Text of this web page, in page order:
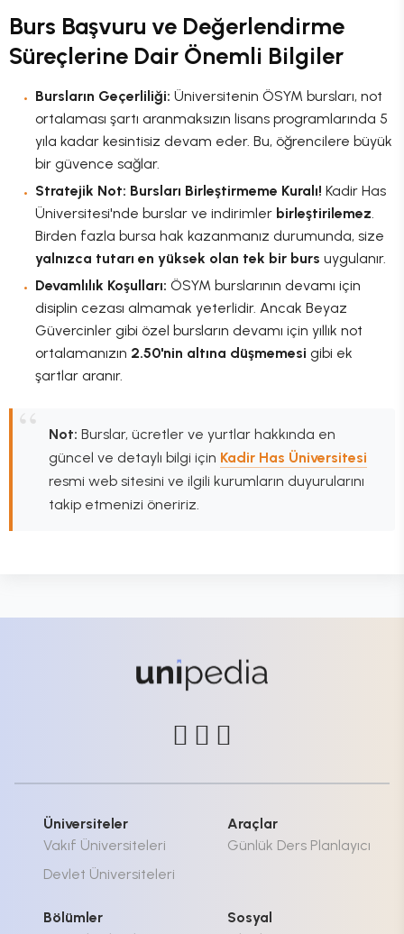
Burs Başvuru ve Değerlendirme
Süreçlerine Dair Önemli Bilgiler
Bursların Geçerliliği: Üniversitenin ÖSYM bursları, not
ortalaması şartı aranmaksızın lisans programlarında 5
yıla kadar kesintisiz devam eder. Bu, öğrencilere büyük
bir güvence sağlar.
Stratejik Not: Bursları Birleştirmeme Kuralı! Kadir Has
Üniversitesi'nde burslar ve indirimler birleştirilemez.
Birden fazla bursa hak kazanmanız durumunda, size
yalnızca tutarı en yüksek olan tek bir burs uygulanır.
Devamlılık Koşulları: ÖSYM burslarının devamı için
disiplin cezası almamak yeterlidir. Ancak Beyaz
Güvercinler gibi özel bursların devamı için yıllık not
ortalamanızın 2.50'nin altına düşmemesi gibi ek
şartlar aranır.
Not: Burslar, ücretler ve yurtlar hakkında en
güncel ve detaylı bilgi için Kadir Has Üniversitesi
resmi web sitesini ve ilgili kurumların duyurularını
takip etmenizi öneririz.
Üniversiteler
Vakıf Üniversiteleri
Devlet Üniversiteleri
Araçlar
Günlük Ders Planlayıcı
Bölümler
Sosyal